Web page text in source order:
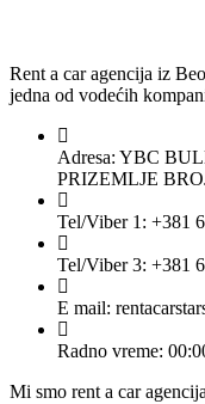
Rent a car agencija iz
jedna od vodećih
Adresa: YBC
PRIZEMLJE
Tel/Viber 1: +381
Tel/Viber 3: +381
E mail:
Radno vreme:
Mi smo rent a car